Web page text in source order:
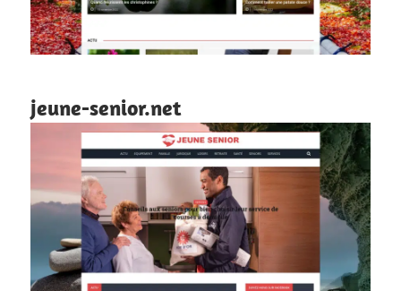
jeune-senior.net